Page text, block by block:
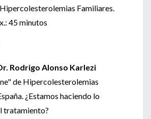
Familiares.
45 minutos
Rodrigo Alonso Karlezi
de Hipercolesterolemias
¿Estamos haciendo lo
tratamiento?